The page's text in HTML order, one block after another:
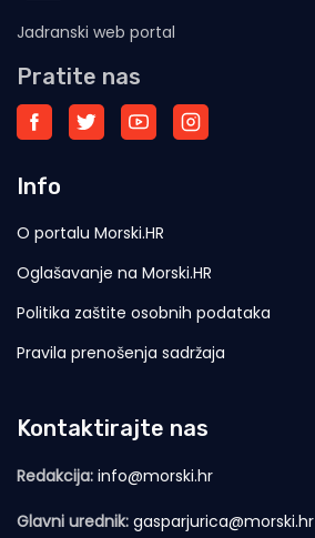
Jadranski web portal
Pratite nas
Info
O portalu Morski.HR
Oglašavanje na Morski.HR
Politika zaštite osobnih podataka
Pravila prenošenja sadržaja
Kontaktirajte nas
Redakcija: info@morski.hr
Glavni urednik: gasparjurica@morski.hr